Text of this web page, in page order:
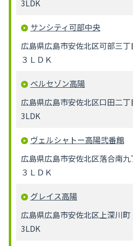
3LDK
サンシティ可部中央
広島県広島市安佐北区可部三丁
３ＬＤＫ
ベルセゾン高陽
広島県広島市安佐北区口田二
3LDK
ヴェルシャトー高陽弐番館
広島県広島市安佐北区落合南九
３ＬＤＫ
グレイス高陽
広島県広島市安佐北区上深川町
3LDK